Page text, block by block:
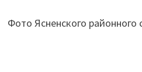
Фото Ясненского районного